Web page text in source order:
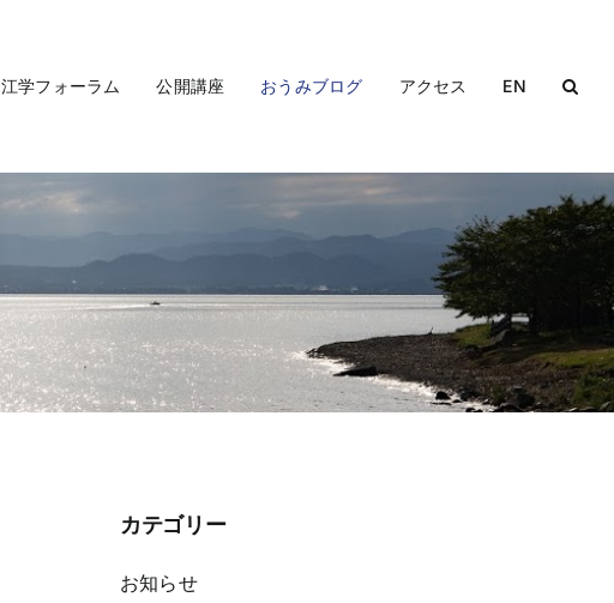
学フォーラム 公開講座 おうみブログ アクセス EN
カテゴリー
お知らせ